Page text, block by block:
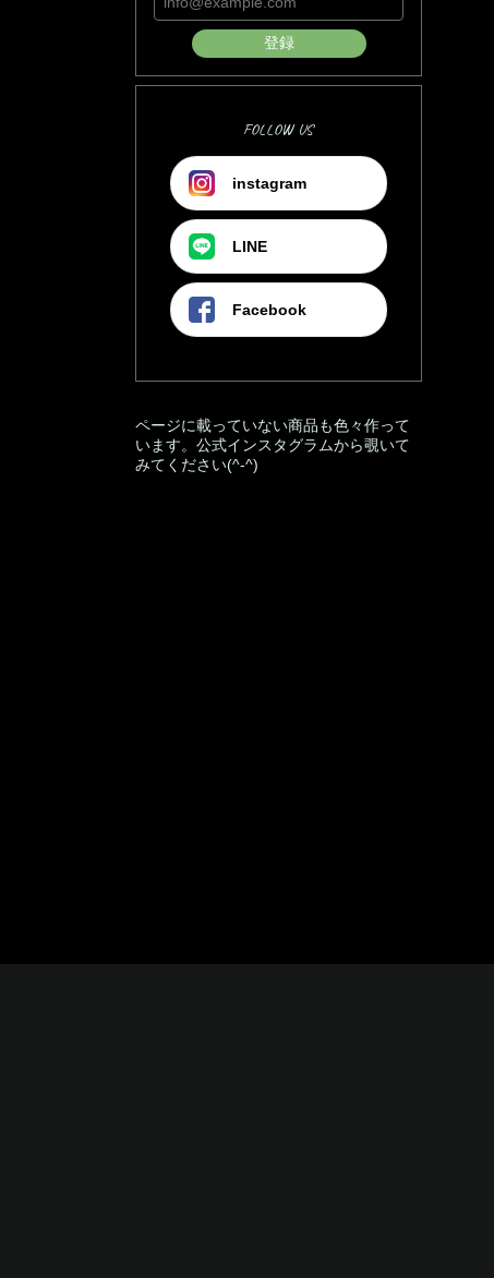
登録
FOLLOW US
instagram
LINE
Facebook
ページに載っていない商品も色々作って
います。公式インスタグラムから覗いて
みてください(^-^)